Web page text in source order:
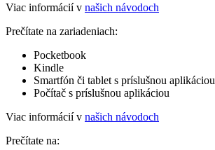
Viac informácií v našich návodoch
Prečítate na zariadeniach:
Pocketbook
Kindle
Smartfón či tablet s príslušnou aplikáciou
Počítač s príslušnou aplikáciou
Viac informácií v našich návodoch
Prečítate na: